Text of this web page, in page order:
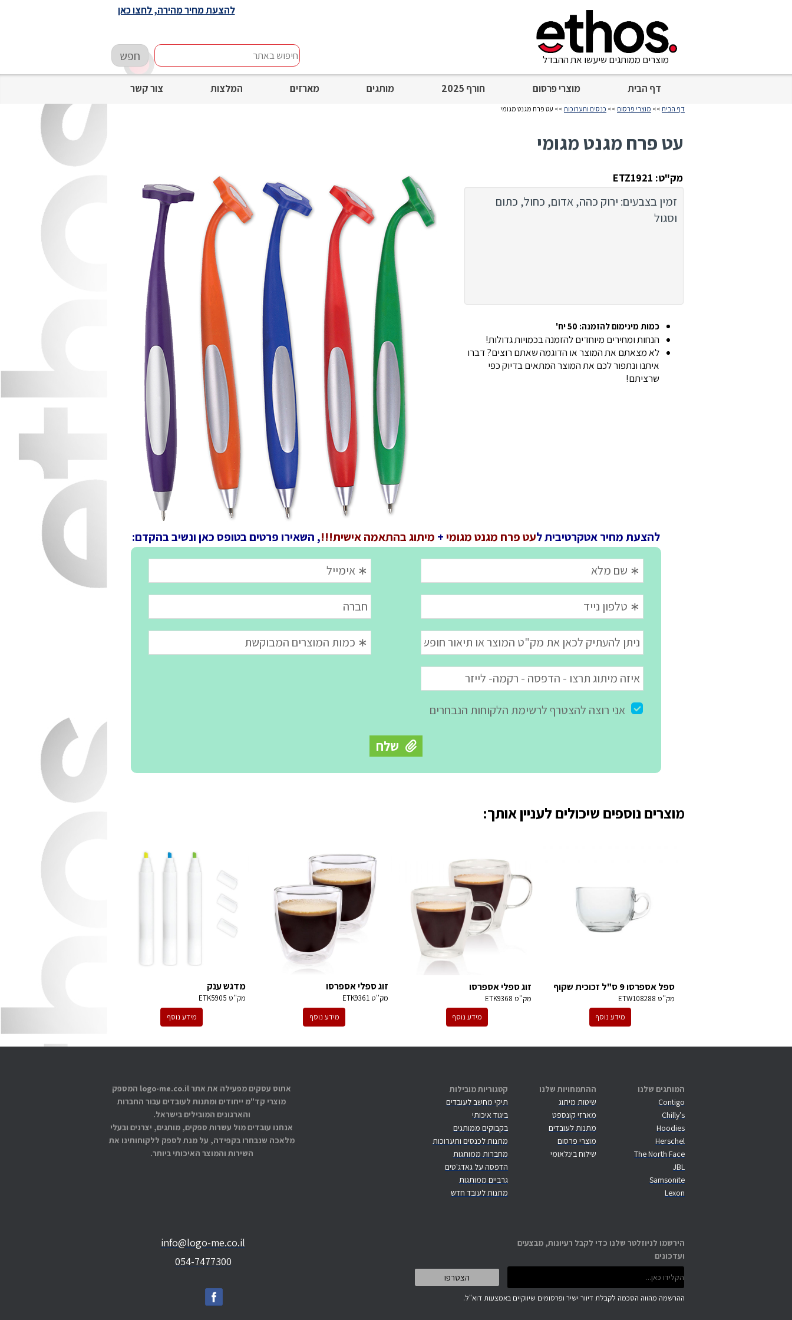
דף הבית מוצרי פרסום חורף 2025 מותגים מארזים המלצות צור קשר
חיפוש
באתר
חפש מוצרים ממותגים שיעשו את ההבדל
להצעת מחיר מהירה, לחצו כאן
דף הבית >> מוצרי פרסום >> כנסים ותערוכות >> עט פרח מגנט מגומי
עט פרח מגנט מגומי
מק"ט: ETZ1921
זמין בצבעים: ירוק כהה, אדום, כחול, כתום
וסגול
כמות מינימום להזמנה: 50 יח'
הנחות ומחירים מיוחדים להזמנה בכמויות גדולות!
לא מצאתם את המוצר או הדוגמה שאתם רוצים? דברו
איתנו ונתפור לכם את המוצר המתאים בדיוק כפי
שרציתם!
להצעת מחיר אטקרטיבית לעט פרח מגנט מגומי+ מיתוג בהתאמה אישית!!!, השאירו פרטים בטופס כאן ונשיב בהקדם:
מוצרים נוספים שיכולים לעניין אותך:
ספל אספרסו 9 ס"ל זכוכית שקוף
מק''ט ETW108288
מידע נוסף
זוג ספלי אספרסו
מק''ט ETK9368
מידע נוסף
זוג ספלי אספרסו
מק''טETK9361
מידע נוסף
מדגש ענק
מק''ט ETK5905
מידע נוסף
המותגים שלנו
Contigo
Chilly's
Hoodies
Herschel
The North Face
JBL
Samsonite
Lexon
ההתמחויות שלנו
שיטות מיתוג
מארזי קונספט
מתנות לעובדים
מוצרי פרסום
שילוח בינלאומי
קטגוריות מובילות
תיקי מחשב לעובדים
ביגוד איכותי
בקבוקים ממותגים
מתנות לכנסים ותערוכות
מחברות ממותגות
הדפסה על גאדג'טים
גרביים ממותגות
מתנות לעובד חדש
אתוס עסקים מפעילה את אתר logo-me.co.il המספק
מוצרי קד"מ ייחודים ומתנות לעובדים עבור החברות
והארגונים המובילים בישראל.
אנחנו עובדים מול עשרות ספקים, מותגים, יצרנים ובעלי
מלאכה שנבחרו בקפידה, על מנת לספק ללקוחותינו את
השירות והמוצר האיכותי ביותר.
הירשמו לניוזלטר שלנו כדי לקבל רעיונות, מבצעים
ועדכונים
info@logo-me.co.il
054-7477300
ההרשמה מהווה הסכמה לקבלת דיוור ישיר ופרסומים שיווקיים באמצעות דוא"ל.